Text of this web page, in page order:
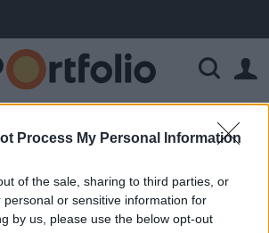
Process My Personal Information
of the sale, sharing to third parties, or
personal or sensitive information for
by us, please use the below opt-out
Donald Trump habozás nélkül rabol el és fenyeget baloldali vezetőket: mégis akad egy diktátor, aki eddig simán megúszta